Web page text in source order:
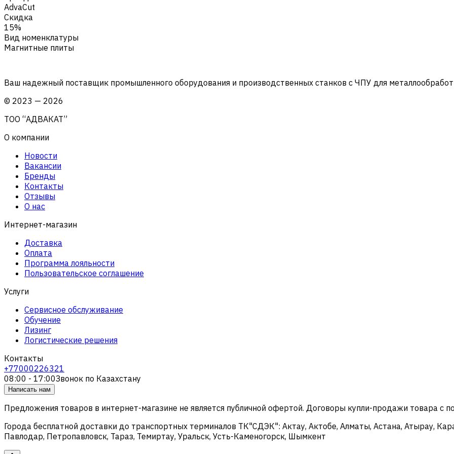
AdvaCut
Скидка
15%
Вид номенклатуры
Магнитные плиты
Ваш надежный поставщик промышленного оборудования и производственных станков с ЧПУ для
© 2023 — 2026
ТОО “АДВАКАТ”
О компании
Новости
Вакансии
Бренды
Контакты
Отзывы
О нас
Интернет-магазин
Доставка
Оплата
Программа лояльности
Пользовательское соглашение
Услуги
Сервисное обслуживание
Обучение
Лизинг
Логистические решения
Контакты
+77000226321
08:00 - 17:00Звонок по Казахстану
Написать нам
Предложения товаров в интернет-магазине не является публичной офертой. Договоры купли-продажи товара с
Города бесплатной доставки до транспортных терминалов ТК"СДЭК": Актау, Актобе, Алматы, Астана, Атырау,
Павлодар, Петропавловск, Тараз, Темиртау, Уральск, Усть-Каменогорск, Шымкент